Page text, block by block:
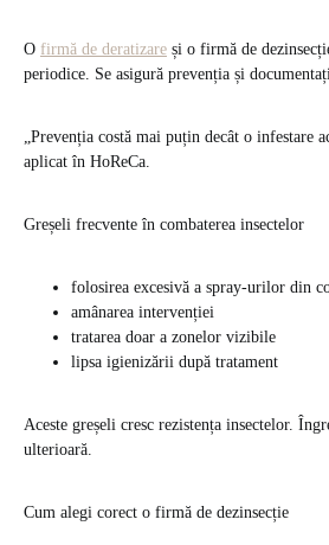
O firmă de deratizare și o firmă de
periodice. Se asigură prevenția și
„Prevenția costă mai puțin decât o infestare
aplicat în HoReCa.
Greșeli frecvente în combaterea insectelor
folosirea excesivă a spray-urilor din
amânarea intervenției
tratarea doar a zonelor vizibile
lipsa igienizării după tratament
Aceste greșeli cresc rezistența insectelor.
ulterioară.
Cum alegi corect o firmă de dezinsecție